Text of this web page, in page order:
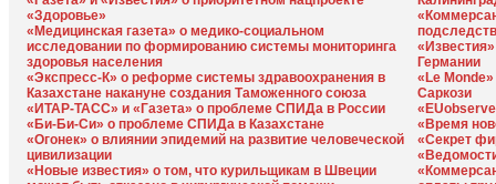
«Здоровье»
«Медицинская газета» о медико-социальном
исследовании по формированию системы мониторинга
здоровья населения
«Экспресс-К» о реформе системы здравоохранения в
Казахстане накануне создания Таможенного союза
«ИТАР-ТАСС» и «Газета» о проблеме СПИДа в России
«Би-Би-Си» о проблеме СПИДа в Казахстане
«Огонек» о влиянии эпидемий на развитие человеческой
цивилизации
«Новые известия» о том, что курильщикам в Швеции
Германии
«Le
Саркози
«Время
«Секрет